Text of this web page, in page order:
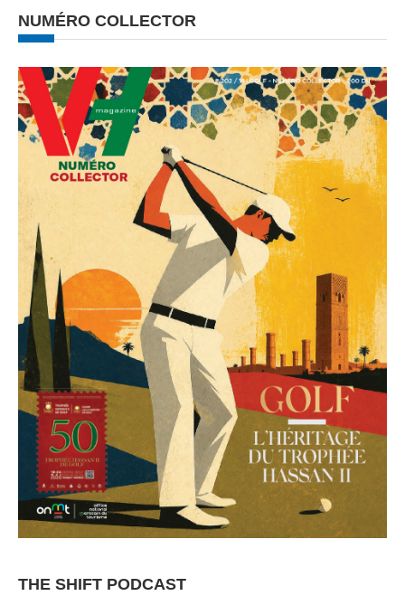
NUMÉRO COLLECTOR
THE SHIFT PODCAST